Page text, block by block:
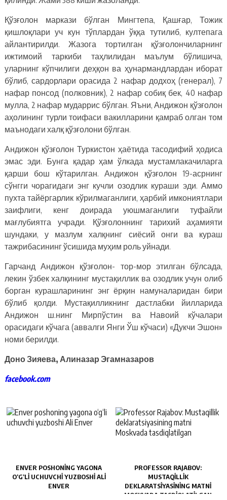
Қўзғолон маркази бўлган Мингтепа, Қашғар, Тожик
қишлоқлари уч кун тўплардан ўққа тутилиб, култепага
айлантирилди. Жазога тортилган қўзғолончиларнинг
ижтимоий таркиби таҳлилидан маълум бўлишича,
уларнинг кўпчилиги деҳқон ва ҳунармандлардан иборат
бўлиб, сардорлари орасида 2 нафар додхоҳ (генерал), 7
нафар понсод (полковник), 2 нафар собиқ бек, 40 нафар
мулла, 2 нафар мударрис бўлган. Яъни, Андижон қўзғолон
аҳолининг турли тоифаси вакилларини қамраб олган том
маънодаги халқ қўзғолони бўлган.
Андижон қўзғолон Туркистон ҳаётида тасодифий ҳодиса
эмас эди. Бунга қадар ҳам ўлкада мустамлакачиларга
қарши бош кўтарилган. Андижон қўзғолон 19-асрнинг
сўнгги чорагидаги энг кучли озодлик кураши эди. Аммо
пухта тайёргарлик кўрилмаганлиги, ҳарбий имкониятлари
заифлиги, кенг доирада уюшмаганлиги туфайли
мағлубиятга учради. Қўзғолоннинг тарихий аҳамияти
шундаки, у мазлум халқнинг сиёсий онги ва кураш
тажрибасининг ўсишида муҳим роль уйнади.
Гарчанд Андижон қўзғолон- тор-мор этилган бўлсада,
лекин ўзбек халқининг мустақиллик ва озодлик учун олиб
борган курашларининг энг ёрқин намуналаридан бири
бўлиб қолди. Мустақилликнинг дастлабки йилларида
Андижон ш.нинг Мирпўстин ва Навоий кўчалари
орасидаги кўчага (аввалги Янги Ўш кўчаси) «Дукчи Эшон»
номи берилди.
Доно Зияева, Алиназар Эгамназаров
facebook.com
ENVER POSHONING YAGONA
O‘G‘LI UCHUVCHI YUZBOSHI ALI
ENVER
PROFESSOR RAJABOV:
MUSTAQILLIK
DEKLARATSIYASINING MATNI
MOSKVADA TASDIQLATILGAN